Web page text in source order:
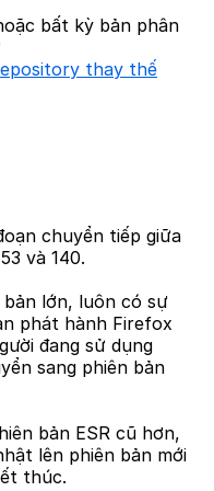
bất kỳ bản phân
thay thế
chuyển tiếp giữa
và 140.
lớn, luôn có sự
phát hành Firefox
đang sử dụng
sang phiên bản
bản ESR cũ hơn,
lên phiên bản mới
thúc.